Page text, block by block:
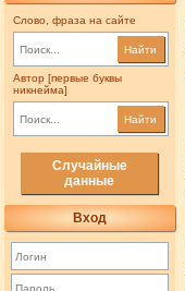
Слово, фраза на сайте
Найти
Автор [первые буквы
никнейма]
Найти
Случайные
данные
Вход